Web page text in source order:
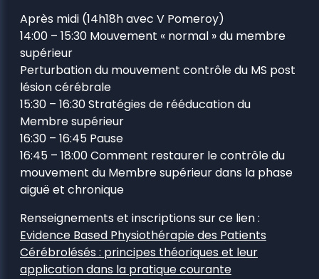
Après midi (14h18h avec V Pomeroy)
14:00 – 15:30 Mouvement « normal » du membre
supérieur
Perturbation du mouvement contrôle du MS post
lésion cérébrale
15:30 – 16:30 Stratégies de rééducation du
Membre supérieur
16:30 – 16:45 Pause
16:45 – 18:00 Comment restaurer le contrôle du
mouvement du Membre supérieur dans la phase
aiguë et chronique
Renseignements et inscriptions sur ce lien :
Evidence Based Physiothérapie des Patients
Cérébrolésés : principes théoriques et leur
application dans la pratique courante